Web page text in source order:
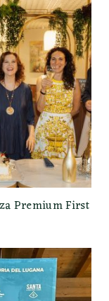
Premium First